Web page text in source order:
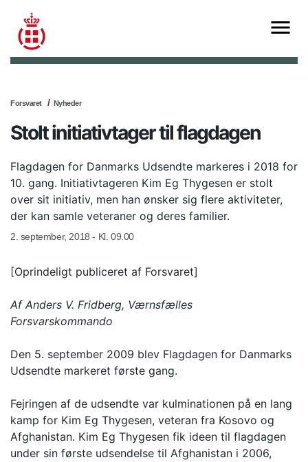
Forsvaret Nyheder
Stolt initiativtager til flagdagen
Flagdagen for Danmarks Udsendte markeres i 2018 for
10. gang. Initiativtageren Kim Eg Thygesen er stolt
over sit initiativ, men han ønsker sig flere aktiviteter,
der kan samle veteraner og deres familier.
2. september, 2018 - Kl. 09.00
[Oprindeligt publiceret af Forsvaret]
Af Anders V. Fridberg, Værnsfælles
Forsvarskommando
Den 5. september 2009 blev Flagdagen for Danmarks
Udsendte markeret første gang.
Fejringen af de udsendte var kulminationen på en lang
kamp for Kim Eg Thygesen, veteran fra Kosovo og
Afghanistan. Kim Eg Thygesen fik ideen til flagdagen
under sin første udsendelse til Afghanistan i 2006,